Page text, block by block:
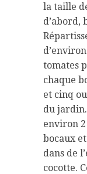
la taille
d’abord,
tomates
chaque
et cinq
du
environ
bocaux
dans de
cocotte.